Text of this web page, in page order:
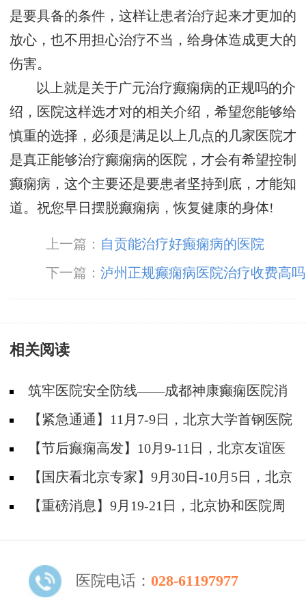
是要具备的条件，这样让患者治疗起来才更加的
放心，也不用担心治疗不当，给身体造成更大的
伤害。
以上就是关于广元治疗癫痫病的正规吗的介
绍，医院这样选才对的相关介绍，希望您能够给
慎重的选择，必须是满足以上几点的几家医院才
是真正能够治疗癫痫病的医院，才会有希望控制
癫痫病，这个主要还是要患者坚持到底，才能知
道。祝您早日摆脱癫痫病，恢复健康的身体!
上一篇： 自贡能治疗好癫痫病的医院
下一篇：泸州正规癫痫病医院治疗收费高吗
相关阅读
筑牢医院安全防线——成都神康癫痫医院消
防安全培训纪实
【紧急通通】11月7-9日，北京大学首钢医院
神经内科胡颖教授亲临成都会诊，破解癫痫疑难
【节后癫痫高发】10月9-11日，北京友谊医
院陈葵博士免费会诊+治疗援助，破解癫痫难
题！
【国庆看北京专家】9月30日-10月5日，北京
天坛&首钢医院两大专家蓉城亲诊+癫痫大额救
【重磅消息】9月19-21日，北京协和医院周
线！
医院电话： 028-61197977